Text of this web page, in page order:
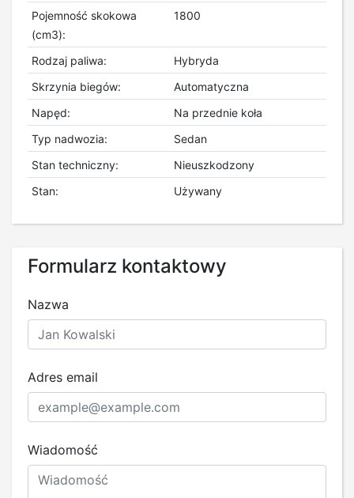
Pojemność skokowa
(cm3):
1800
Rodzaj paliwa:
Hybryda
Skrzynia biegów:
Automatyczna
Napęd:
Na przednie koła
Typ nadwozia:
Sedan
Stan techniczny:
Nieuszkodzony
Stan:
Używany
Formularz kontaktowy
Nazwa
Adres email
Wiadomość